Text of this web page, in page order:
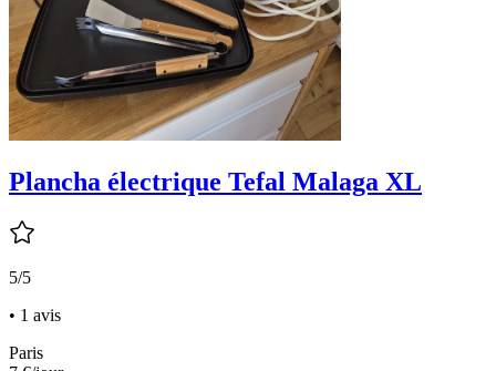
Plancha électrique Tefal Malaga XL
5/5
• 1 avis
Paris